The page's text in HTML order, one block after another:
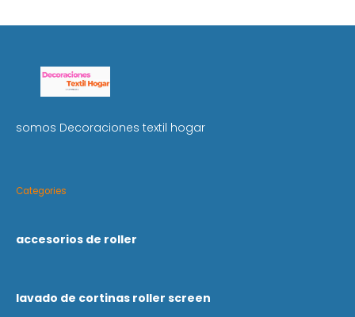
somos Decoraciones textil hogar
Categories
accesorios de roller
lavado de cortinas roller screen